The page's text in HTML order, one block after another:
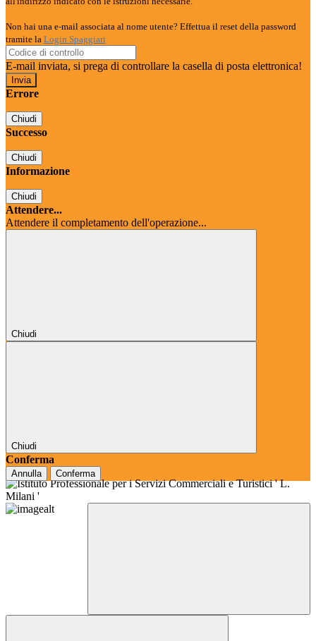
Non hai una e-mail associata al nome utente? Effettua il reset della password
tramite la Login Spaggiari
E-mail inviata, si prega di controllare la casella di posta elettronica!
Errore
Chiudi
Successo
Chiudi
Informazione
Chiudi
Attendere...
Attendere il completamento dell'operazione...
Chiudi
Chiudi
Conferma
Annulla Conferma